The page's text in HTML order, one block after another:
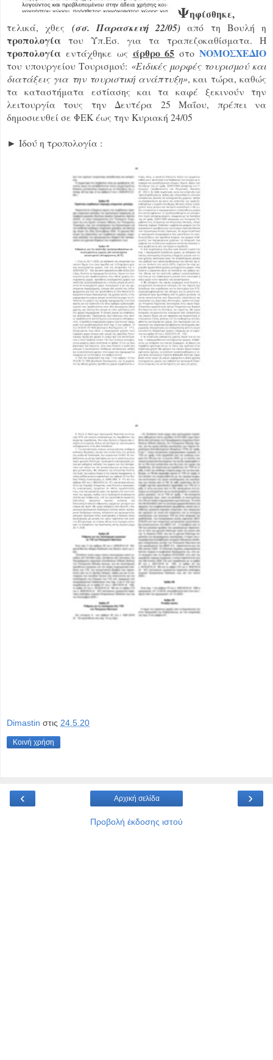
Ψηφίσθηκε,
τελικά, χθες (σσ. Παρασκευή 22/05) από τη Βουλή η
τροπολογία του Υπ.Εσ. για τα τραπεζοκαθίσματα. Η
τροπολογία εντάχθηκε ως άρθρο 65 στοΝΟΜΟΣΧΕΔΙΟ
του υπουργείου Τουρισμού: «Ειδικές μορφές τουρισμού και
διατάξεις για την τουριστική ανάπτυξη», και τώρα, καθώς
τα καταστήματα εστίασης και τα καφέ ξεκινούν την
λειτουργία τους την Δευτέρα 25 Μαΐου, πρέπει να
δημοσιευθεί σε ΦΕΚ έως την Κυριακή 24/05
► Ιδού η τροπολογία :
Dimastin στις 24.5.20
Κοινή χρήση
‹ ›
Αρχική σελίδα
Προβολή έκδοσης ιστού